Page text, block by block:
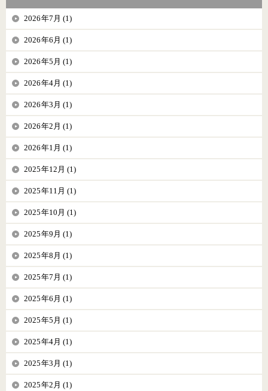
2026年7月 (1)
2026年6月 (1)
2026年5月 (1)
2026年4月 (1)
2026年3月 (1)
2026年2月 (1)
2026年1月 (1)
2025年12月 (1)
2025年11月 (1)
2025年10月 (1)
2025年9月 (1)
2025年8月 (1)
2025年7月 (1)
2025年6月 (1)
2025年5月 (1)
2025年4月 (1)
2025年3月 (1)
2025年2月 (1)